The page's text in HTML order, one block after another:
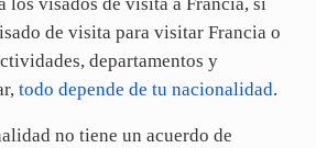
los visados de visita a Francia, si
de visita para visitar Francia o
departamentos y
todo depende de tu nacionalidad.
no tiene un acuerdo de